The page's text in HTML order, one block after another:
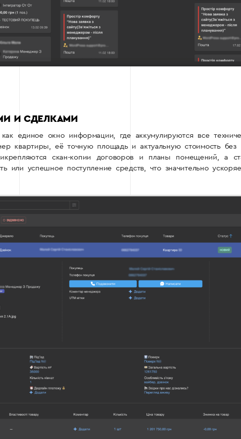
И СДЕЛКАМИ
единое окно информации, где аккумулируются все
квартиры, её точную площадь и актуальную стоимость без
скан-копии договоров и планы помещений, а
или успешное поступление средств, что значительно